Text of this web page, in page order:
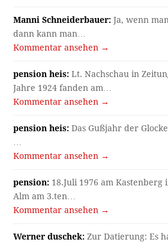
Manni Schneiderbauer: Ja, wenn
dann kann man…
Kommentar ansehen →
pension heis: Lt. Nachschau in
Jahre 1924 fanden am…
Kommentar ansehen →
pension heis: Das Gußjahr der
Kommentar ansehen →
pension: 18.Juli 1976 am
Alm am 3.ten…
Kommentar ansehen →
Werner duschek: Zur Datierung: Es